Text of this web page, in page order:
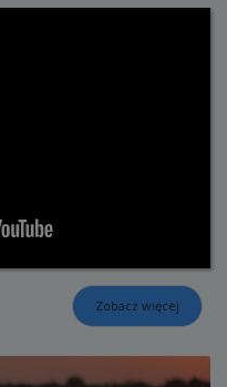
Zobacz więcej